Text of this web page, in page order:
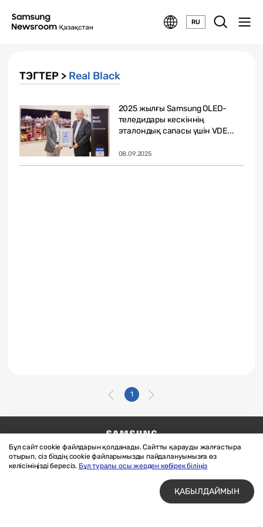
RU
Бұл сайт cookie файлдарын қолданады. Сайтты қарауды жалғастыра
отырып, сіз біздің cookie файларымызды пайдалануымызға өз
келісіміңізді бересіз. Бұл туралы осы жерден көбірек біліңіз
ҚАБЫЛДАЙМЫН
ТЭГТЕР > Real Black
2025 жылғы Samsung OLED-
теледидары кескіннің
эталондық сапасы үшін VDE...
08.09.2025
1
Бізге жазыңыз
SAMSUNG.COM
Материалдарды пайдалану шарттары